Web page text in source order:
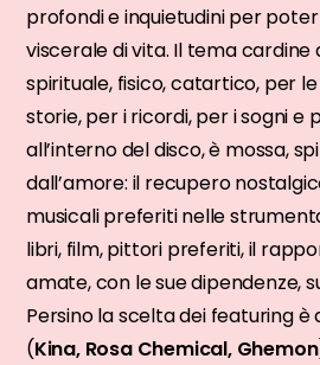
profondi e inquietudini per
viscerale di vita. Il tema cardine
spirituale, fisico, catartico, per
storie, per i ricordi, per i sogni e
all’interno del disco, è mossa,
dall’amore: il recupero
musicali preferiti nelle
libri, film, pittori preferiti, il
amate, con le sue dipendenze,
Persino la scelta dei featuring
(Kina, Rosa Chemical, Ghemon